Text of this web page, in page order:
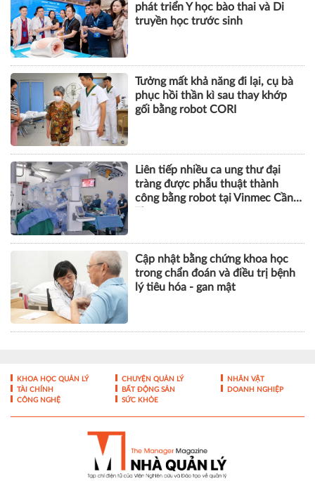
phát triển Y học bào thai và Di
truyền học trước sinh
Tưởng mất khả năng đi lại, cụ bà
phục hồi thần kì sau thay khớp
gối bằng robot CORI
Liên tiếp nhiều ca ung thư đại
tràng được phẫu thuật thành
công bằng robot tại Vinmec Cần
Cập nhật bằng chứng khoa học
trong chẩn đoán và điều trị bệnh
lý tiêu hóa - gan mật
KHOA HỌC QUẢN LÝ CHUYỆN QUẢN LÝ
NHÂN VẬT
TÀI CHÍNH
BẤT ĐỘNG SẢN
DOANH NGHIỆP
CÔNG NGHỆ
SỨC KHỎE